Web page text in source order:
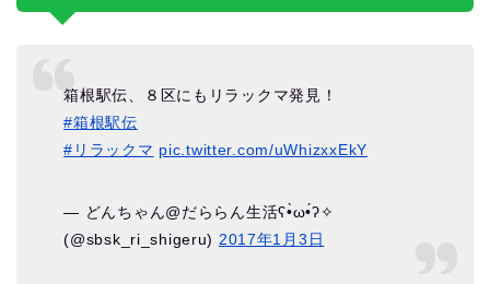
箱根駅伝、８区にもリラックマ発見！
#箱根駅伝
#リラックマ pic.twitter.com/uWhizxxEkY
— どんちゃん@だららん生活ʕ•̀ω•́ʔ✧
(@sbsk_ri_shigeru) 2017年1月3日